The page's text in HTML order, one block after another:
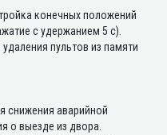
конечных положений
с удержанием 5 с).
пультов из памяти
снижения аварийной
о выезде из двора.